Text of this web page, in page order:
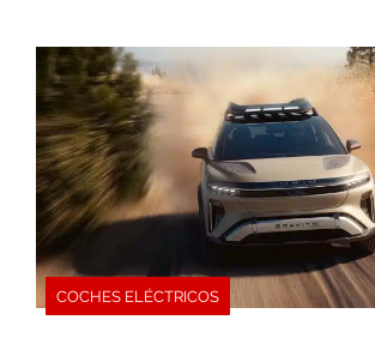
COCHES ELÉCTRICOS